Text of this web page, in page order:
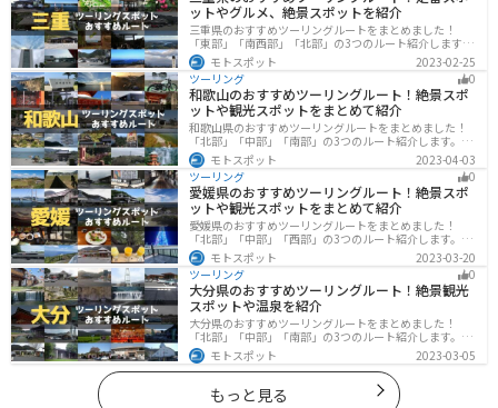
ットやグルメ、絶景スポットを紹介
三重県のおすすめツーリングルートをまとめました！
「東部」「南西部」「北部」の3つのルート紹介します。
標高の高いスカイラインからリアス式海岸まであるの
で、飽きることなくツーリングを堪能できます。バイク
で三重県にツーリングに行く際は参考にしてください。
モトスポット
2023-02-25
ツーリング
0
和歌山のおすすめツーリングルート！絶景スポ
ットや観光スポットをまとめて紹介
和歌山県のおすすめツーリングルートをまとめました！
「北部」「中部」「南部」の3つのルート紹介します。海
と山に囲まれた自然豊かなエリアが広がり、様々な楽し
み方ができます。バイクで和歌山県にツーリングに行く
際は参考にしてください。
モトスポット
2023-04-03
ツーリング
0
愛媛県のおすすめツーリングルート！絶景スポ
ットや観光スポットをまとめて紹介
愛媛県のおすすめツーリングルートをまとめました！
「北部」「中部」「西部」の3つのルート紹介します。山
や海といった自然だけでなく、気軽に渡れる島もあり
様々な楽しみ方ができます。バイクで愛媛県にツーリン
グに行く際は参考にしてください。
モトスポット
2023-03-20
ツーリング
0
大分県のおすすめツーリングルート！絶景観光
スポットや温泉を紹介
大分県のおすすめツーリングルートをまとめました！
「北部」「中部」「南部」の3つのルート紹介します。阿
蘇の雄大な自然を満喫できるスポットや温泉を満喫する
ツーリングができます。バイクで大分県にツーリングに
行く際は参考にしてください。
モトスポット 2023-03-05
もっと見る